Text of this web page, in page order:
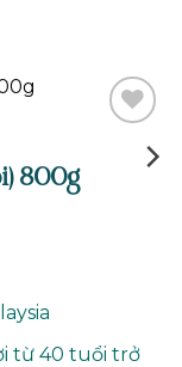
Add to
wishlist
800g
₫.
từ 40 tuổi trở